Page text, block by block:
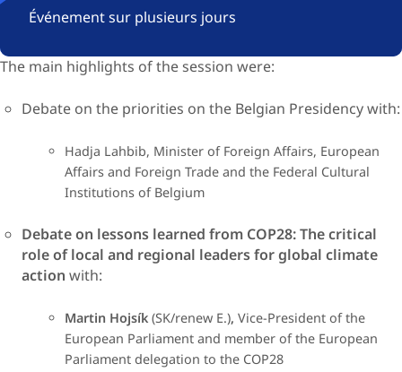
Événement sur plusieurs jours
The main highlights of the session were​:
Debate on the priorities on the Belgian Presidency​ with:
Hadja Lahbib, Minister of Foreign Affairs, European
Affairs and Foreign Trade and the Federal Cultural
Institutions of Belgium
Debate on lessons learned from COP28: The critical
role of local and regional leaders for global climate
action with:
Martin Hojsík (SK/renew E.), Vice-President of the
European Parliament and member of the European
Parliament delegation to the COP28